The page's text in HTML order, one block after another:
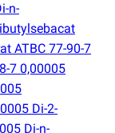
n-
ATBC 77-90-7
7 0,00005
Di-2-
Di-n-